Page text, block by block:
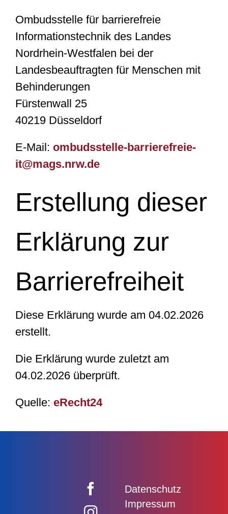
Ombudsstelle für barrierefreie
Informationstechnik des Landes
Nordrhein-Westfalen bei der
Landesbeauftragten für Menschen mit
Behinderungen
Fürstenwall 25
40219 Düsseldorf
E-Mail: ombudsstelle-barrierefreie-
it@mags.nrw.de
Erstellung dieser
Erklärung zur
Barrierefreiheit
Diese Erklärung wurde am 04.02.2026
erstellt.
Die Erklärung wurde zuletzt am
04.02.2026 überprüft.
Quelle: eRecht24
Datenschutz
Impressum